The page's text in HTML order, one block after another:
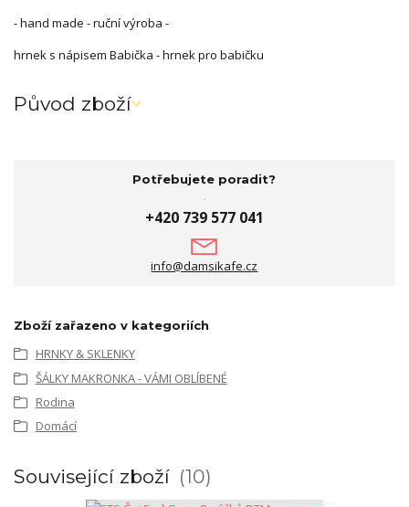
- hand made - ruční výroba -
hrnek s nápisem Babička - hrnek pro babičku
Původ zboží
Potřebujete poradit?
+420 739 577 041
info@damsikafe.cz
Zboží zařazeno v kategoriích
HRNKY & SKLENKY
ŠÁLKY MAKRONKA - VÁMI OBLÍBENÉ
Rodina
Domácí
Související zboží 10